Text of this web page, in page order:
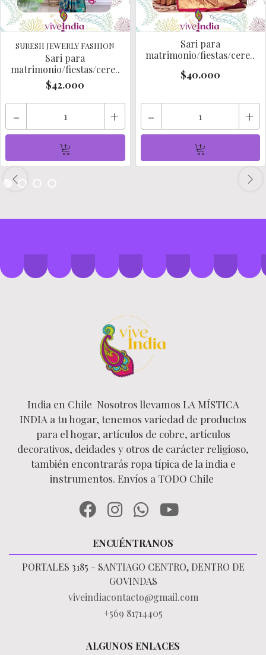
SURESH JEWERLY FASHION
Sari para
matrimonio/fiestas/cere..
$42.000
- +
Sari para
matrimonio/fiestas/cere..
$40.000
- +
India en Chile Nosotros llevamos LA MÍSTICA
INDIA a tu hogar, tenemos variedad de productos
para el hogar, artículos de cobre, artículos
decorativos, deidades y otros de carácter religioso,
también encontrarás ropa típica de la india e
instrumentos. Envíos a TODO Chile
ENCUÉNTRANOS
PORTALES 3185 - SANTIAGO CENTRO, DENTRO DE
GOVINDAS
viveindiacontacto@gmail.com
+569 81714405
ALGUNOS ENLACES